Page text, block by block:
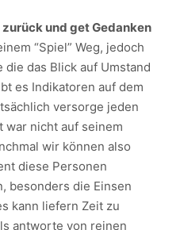
und get Gedanken
“Spiel” Weg, jedoch
das Blick auf Umstand
es Indikatoren auf dem
versorge jeden
war nicht auf seinem
wir können also
diese Personen
besonders die Einsen
kann liefern Zeit zu
antworte von reinen